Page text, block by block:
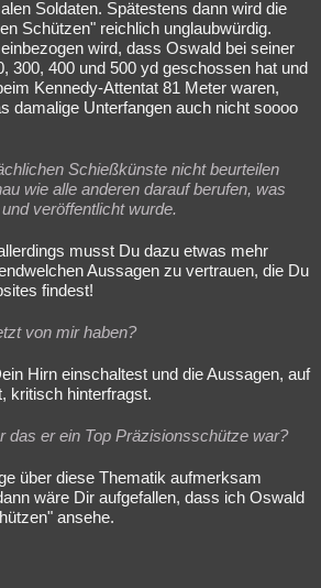
Soldaten. Spätestens dann wird die
Schützen" reichlich unglaubwürdig.
wird, dass Oswald bei seiner
300, 400 und 500 yd geschossen hat und
Kennedy-Attentat 81 Meter waren,
damalige Unterfangen auch nicht soooo
Schießkünste nicht beurteilen
wie alle anderen darauf berufen, was
veröffentlicht wurde.
musst Du dazu etwas mehr
Aussagen zu vertrauen, die Du
findest!
von mir haben?
Hirn einschaltest und die Aussagen, auf
kritisch hinterfragst.
das er ein Top Präzisionsschütze war?
über diese Thematik aufmerksam
wäre Dir aufgefallen, dass ich Oswald
ansehe.